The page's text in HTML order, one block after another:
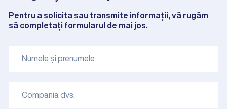
Pentru a solicita sau transmite informații, vă rugăm
să completați formularul de mai jos.